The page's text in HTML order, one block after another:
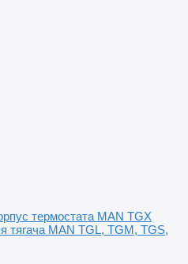
термостата MAN TGX
тягача MAN TGL, TGM, TGS,